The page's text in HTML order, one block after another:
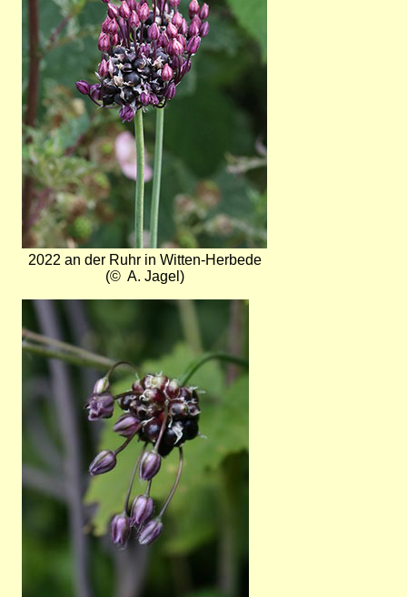
2022 an der Ruhr in Witten-Herbede
(© A. Jagel)
Bild